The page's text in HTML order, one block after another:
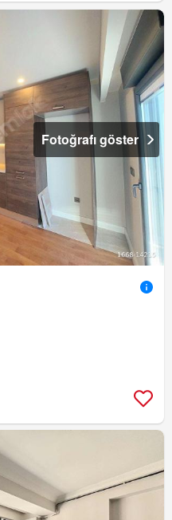
Fotoğrafı göster